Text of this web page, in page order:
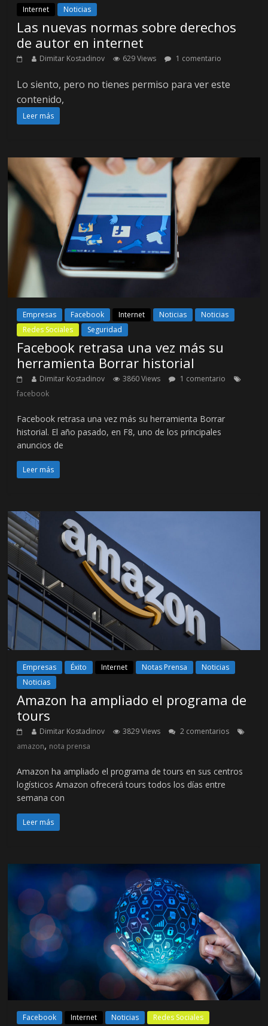
Internet Noticias
Las nuevas normas sobre derechos
de autor en internet
Dimitar Kostadinov 629 Views 1 comentario
Lo siento, pero no tienes permiso para ver este
contenido,
Leer más
Empresas Facebook Internet Noticias
Noticias
Redes Sociales
Seguridad
Facebook retrasa una vez más su
herramienta Borrar historial
Dimitar Kostadinov 3860 Views
1 comentario
facebook
Facebook retrasa una vez más su herramienta Borrar
historial. El año pasado, en F8, uno de los principales
anuncios de
Leer más
Empresas Éxito Internet Notas Prensa
Noticias
Noticias
Amazon ha ampliado el programa de
tours
Dimitar Kostadinov 3829 Views
2 comentarios
amazon, nota prensa
Amazon ha ampliado el programa de tours en sus centros
logísticos Amazon ofrecerá tours todos los días entre
semana con
Leer más
Facebook Internet Noticias Redes Sociales